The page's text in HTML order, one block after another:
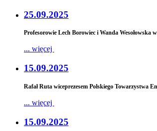
25.09.2025
Profesorowie Lech Borowiec i Wanda
... więcej
15.09.2025
Rafał Ruta wiceprezesem Polskiego Towarzystwa
... więcej
15.09.2025